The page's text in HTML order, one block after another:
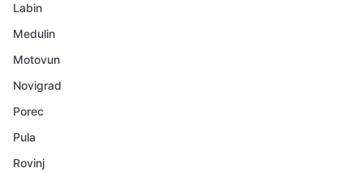
Labin
Medulin
Motovun
Novigrad
Porec
Pula
Rovinj